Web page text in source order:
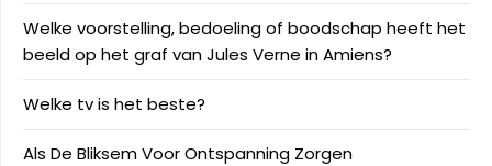
Welke voorstelling, bedoeling of boodschap heeft het
beeld op het graf van Jules Verne in Amiens?
Welke tv is het beste?
Als De Bliksem Voor Ontspanning Zorgen